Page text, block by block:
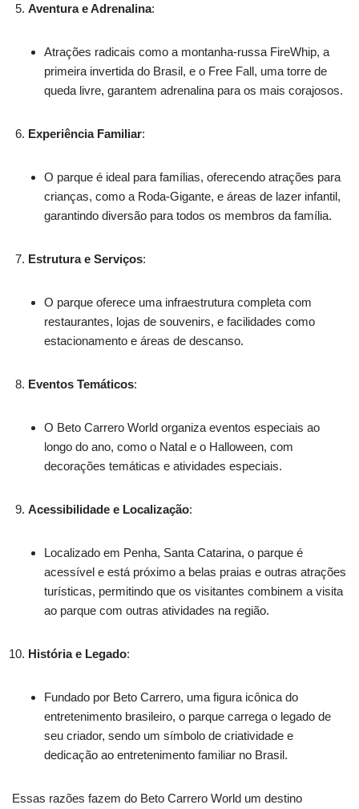
Aventura e Adrenalina:
Atrações radicais como a montanha-russa FireWhip, a
primeira invertida do Brasil, e o Free Fall, uma torre de
queda livre, garantem adrenalina para os mais corajosos.
Experiência Familiar:
O parque é ideal para famílias, oferecendo atrações para
crianças, como a Roda-Gigante, e áreas de lazer infantil,
garantindo diversão para todos os membros da família.
Estrutura e Serviços:
O parque oferece uma infraestrutura completa com
restaurantes, lojas de souvenirs, e facilidades como
estacionamento e áreas de descanso.
Eventos Temáticos:
O Beto Carrero World organiza eventos especiais ao
longo do ano, como o Natal e o Halloween, com
decorações temáticas e atividades especiais.
Acessibilidade e Localização:
Localizado em Penha, Santa Catarina, o parque é
acessível e está próximo a belas praias e outras atrações
turísticas, permitindo que os visitantes combinem a visita
ao parque com outras atividades na região.
História e Legado:
Fundado por Beto Carrero, uma figura icônica do
entretenimento brasileiro, o parque carrega o legado de
seu criador, sendo um símbolo de criatividade e
dedicação ao entretenimento familiar no Brasil.
Essas razões fazem do Beto Carrero World um destino